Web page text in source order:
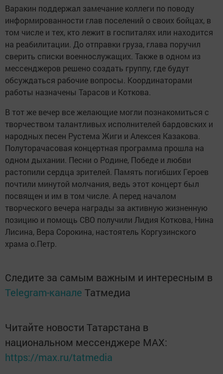
Варакин поддержал замечание коллеги по поводу
информированности глав поселений о своих бойцах, в
том числе и тех, кто лежит в госпиталях или находится
на реабилитации. До отправки груза, глава поручил
сверить списки военнослужащих. Также в одном из
мессенджеров решено создать группу, где будут
обсуждаться рабочие вопросы. Координаторами
работы назначены Тарасов и Коткова.
В тот же вечер все желающие могли познакомиться с
творчеством талантливых исполнителей бардовских и
народных песен Рустема Жиги и Алексея Казакова.
Полуторачасовая концертная программа прошла на
одном дыхании. Песни о Родине, Победе и любви
растопили сердца зрителей. Память погибших Героев
почтили минутой молчания, ведь этот концерт был
посвящен и им в том числе. А перед началом
творческого вечера награды за активную жизненную
позицию и помощь СВО получили Лидия Коткова, Нина
Лисина, Вера Сорокина, настоятель Коргузинского
храма о.Петр.
Следите за самым важным и интересным в
Telegram-канале Татмедиа
Читайте новости Татарстана в
национальном мессенджере MАХ:
https://max.ru/tatmedia